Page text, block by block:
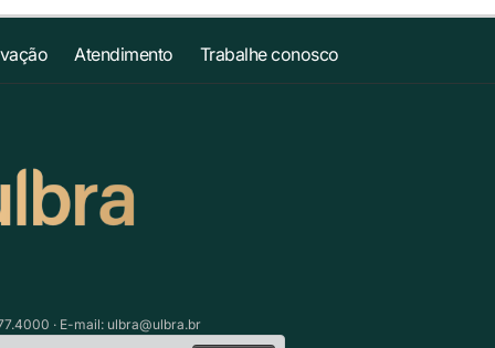
Atendimento Trabalhe conosco
· E-mail: ulbra@ulbra.br